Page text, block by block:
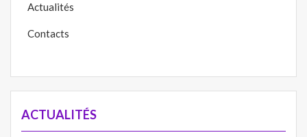
Actualités
Contacts
ACTUALITÉS